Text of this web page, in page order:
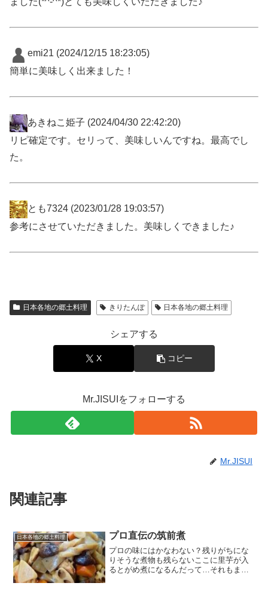
emi21 (2024/12/15 18:23:05)
簡単に美味しく出来ました！
あきねこ姫子 (2024/04/30 22:42:20)
リピ確定です。セリって、美味しいんですね。最高でし
た。
とも7324 (2023/01/28 19:03:57)
参考にさせていただきました。美味しくできました♪
日本各地の郷土料理 きりたんぽ 日本各地の郷土料理
シェアする
X コピー
Mr.JISUIをフォローする
Mr.JISUI
関連記事
日本各地の郷土料理 プロ直伝の筑前煮
プロの味にはかなわない？残りがちにな
りそうな煮物も残らないここに里芋が入
るとがめ煮になるんだって…それもまた